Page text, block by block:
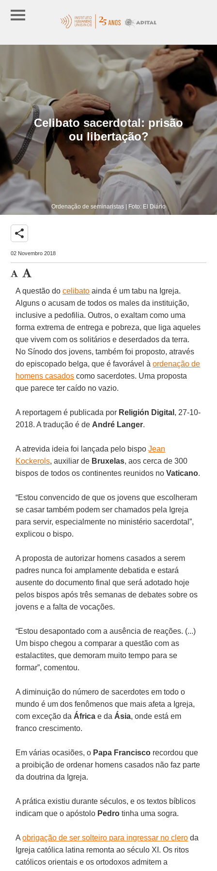
Celibato sacerdotal: prisão
ou libertação?
Ordenação de seminaristas | Foto: El Diário
share
02 Novembro 2018
A questão docelibato ainda é um tabu na Igreja.
Alguns o acusam de todos os males da instituição,
inclusive a pedofilia. Outros, o exaltam como uma
forma extrema de entrega e pobreza, que liga aqueles
que vivem com os solitários e deserdados da terra.
No Sínodo dos jovens, também foi proposto, através
do episcopado belga, que é favorável àordenação de
homens casados como sacerdotes. Uma proposta
que parece ter caído no vazio.
A reportagem é publicada por Religión Digital , 27-10-
2018. A tradução é de André Langer.
A atrevida ideia foi lançada pelo bispoJean
Kockerols, auxiliar de Bruxelas, aos cerca de 300
bispos de todos os continentes reunidos noVaticano.
“Estou convencido de que os jovens que escolheram
se casar também podem ser chamados pela Igreja
para servir, especialmente no ministério sacerdotal”,
explicou o bispo.
A proposta de autorizar homens casados a serem
padres nunca foi amplamente debatida e estará
ausente do documento final que será adotado hoje
pelos bispos após três semanas de debates sobre os
jovens e a falta de vocações.
“Estou desapontado com a ausência de reações. (...)
Um bispo chegou a comparar a questão com as
estalactites, que demoram muito tempo para se
formar”, comentou.
A diminuição do número de sacerdotes em todo o
mundo é um dos fenômenos que mais afeta a Igreja,
com exceção da África e da Ásia, onde está em
franco crescimento.
Em várias ocasiões, o Papa Francisco recordou que
a proibição de ordenar homens casados não faz parte
da doutrina da Igreja.
A prática existiu durante séculos, e os textos bíblicos
indicam que o apóstolo Pedro tinha uma sogra.
Aobrigação de ser solteiro para ingressar no clero da
Igreja católica latina remonta ao século XI. Os ritos
católicos orientais e os ortodoxos admitem a